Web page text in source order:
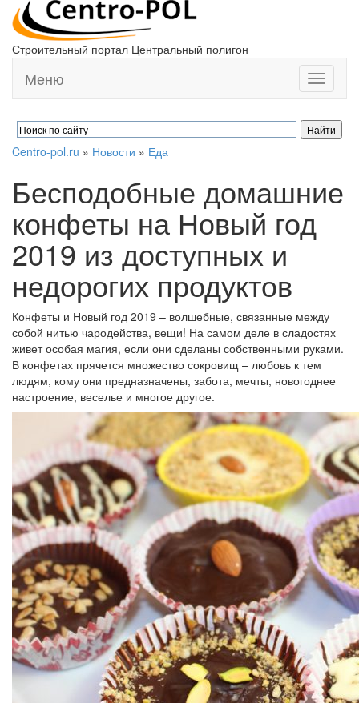
Строительный портал Центральный полигон
Toggle
Меню
Centro-pol.ru » Новости » Еда
Бесподобные домашние
конфеты на Новый год
2019 из доступных и
недорогих продуктов
Конфеты и Новый год 2019 – волшебные, связанные между
собой нитью чародейства, вещи! На самом деле в сладостях
живет особая магия, если они сделаны собственными руками.
В конфетах прячется множество сокровищ – любовь к тем
людям, кому они предназначены, забота, мечты, новогоднее
настроение, веселье и многое другое.